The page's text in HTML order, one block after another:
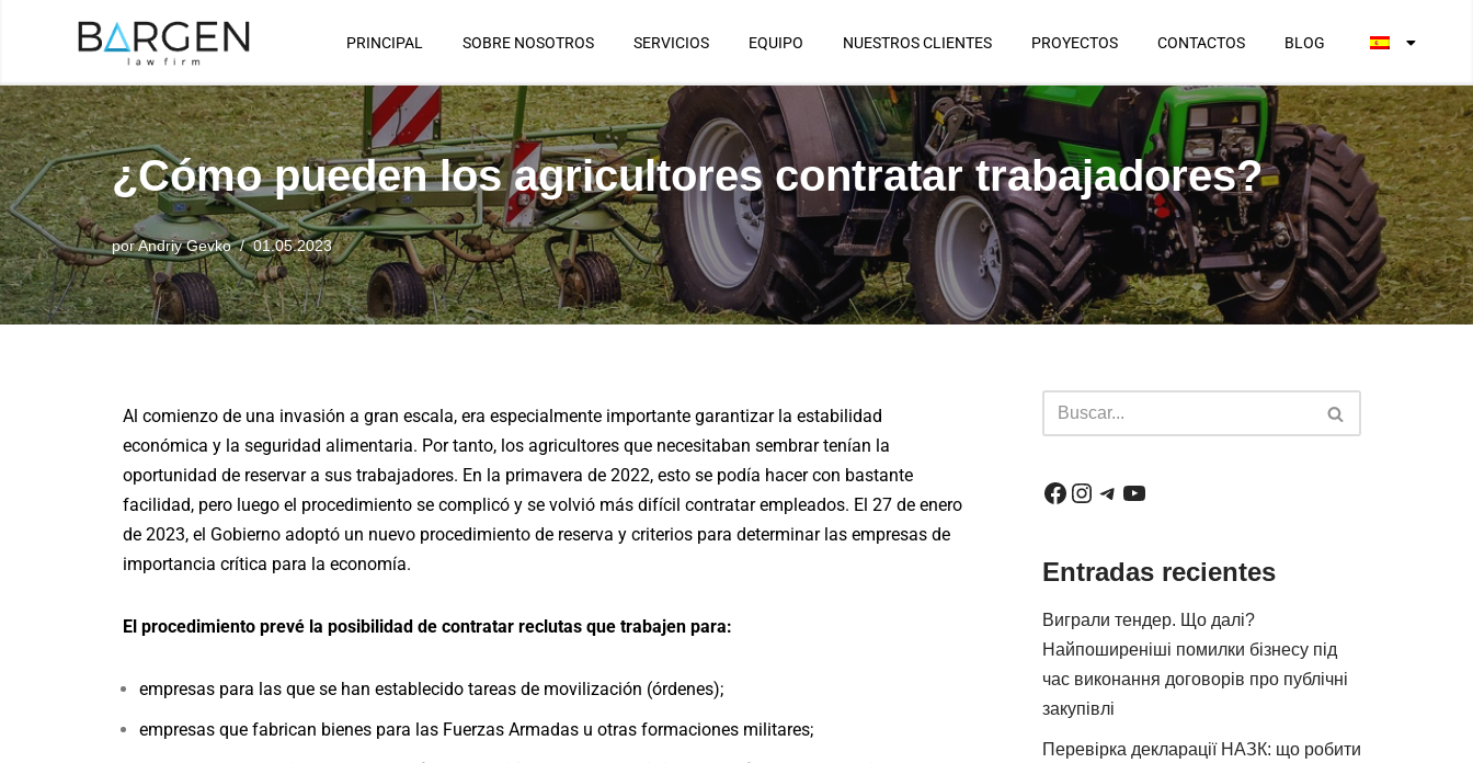
al
contenido
PRINCIPAL SOBRE NOSOTROS SERVICIOS EQUIPO NUESTROS CLIENTES PROYECTOS CONTACTOS BLOG
¿Cómo pueden los agricultores contratar trabajadores?
porAndriy Gevko 01.05.2023
Al comienzo de una invasión a gran escala, era especialmente importante garantizar la estabilidad
económica y la seguridad alimentaria. Por tanto, los agricultores que necesitaban sembrar tenían la
oportunidad de reservar a sus trabajadores. En la primavera de 2022, esto se podía hacer con bastante
facilidad, pero luego el procedimiento se complicó y se volvió más difícil contratar empleados. El 27 de enero
de 2023, el Gobierno adoptó un nuevo procedimiento de reserva y criterios para determinar las empresas de
importancia crítica para la economía.
El procedimiento prevé la posibilidad de contratar reclutas que trabajen para:
empresas para las que se han establecido tareas de movilización (órdenes);
empresas que fabrican bienes para las Fuerzas Armadas u otras formaciones militares;
Entradas recientes
Виграли тендер. Що далі?
Найпоширеніші помилки бізнесу під
час виконання договорів про публічні
закупівлі
Перевірка декларації НАЗК: що робити